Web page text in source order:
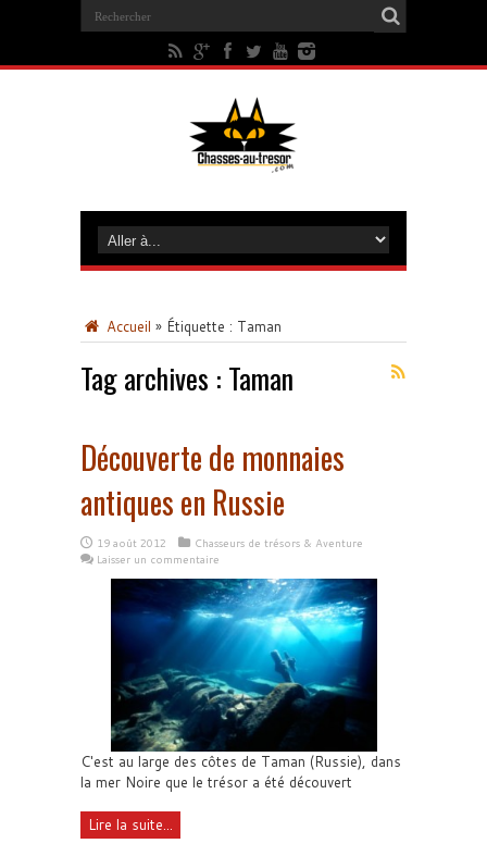
Accueil » Étiquette : Taman
Tag archives : Taman
Découverte de monnaies
antiques en Russie
19 août 2012
Chasseurs de trésors & Aventure
Laisser un commentaire
C'est au large des côtes de Taman (Russie), dans
la mer Noire que le trésor a été découvert
Lire la suite...